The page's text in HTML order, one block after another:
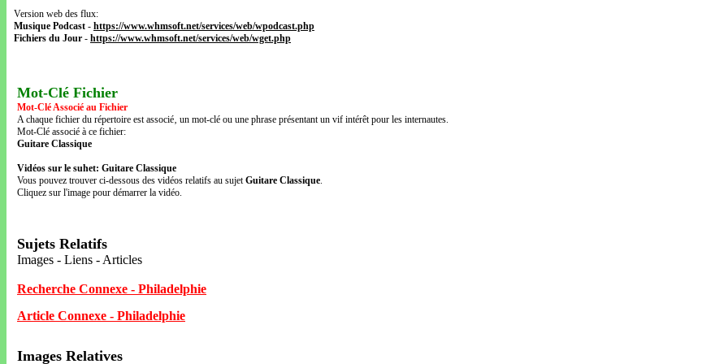
Version web des flux:
Musique Podcast - https://www.whmsoft.net/services/web/wpodcast.php
Fichiers du Jour - https://www.whmsoft.net/services/web/wget.php
Mot-Clé Fichier
Mot-Clé Associé au Fichier
A chaque fichier du répertoire est associé‚ un mot-clé ou une phrase présentant un vif intérêt pour les internautes.
Mot-Clé associé à ce fichier:
Guitare Classique
Vidéos sur le suhet: Guitare Classique
Vous pouvez trouver ci-dessous des vidéos relatifs au sujetGuitare Classique.
Cliquez sur l'image pour démarrer la vidéo.
Sujets Relatifs
Images - Liens - Articles
Recherche Connexe - Philadelphie
Article Connexe - Philadelphie
Images Relatives